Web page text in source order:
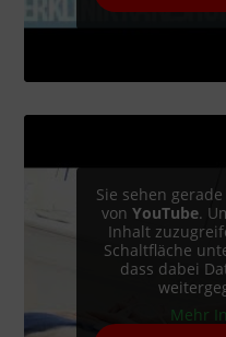
Sie sehen
von YouTube.
Inhalt
Schaltfläche
dass dabei
Mehr